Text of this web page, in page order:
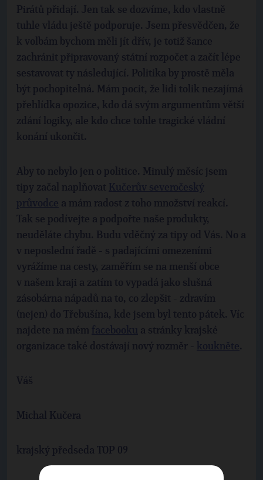
Pirátů přidají. Jen tak se dozvíme, kdo vlastně
tuhle vládu ještě podporuje. Jsem přesvědčen, že
k volbám bychom měli jít dřív, je totiž šance
zachránit připravovaný státní rozpočet a začít lépe
sestavovat ty následující. Politika by prostě měla
být pochopitelná. Mám pocit, že lidi tolik nezajímá
přehlídka opozice, kdo dá svým argumentům větší
zdání logiky, ale kdo chce tohle tragické vládní
konání ukončit.
Aby to nebylo jen o politice. Minulý měsíc jsem
tipy začal naplňovat
a mám radost z toho množství reakcí.
Tak se podívejte a podpořte naše produkty,
neuděláte chybu. Budu vděčný za tipy od Vás. No a
v neposlední řadě - s padajícími omezeními
vyrážíme na cesty, zaměřím se na menší obce
v našem kraji a zatím to vypadá jako slušná
zásobárna nápadů na to, co zlepšit - zdravím
(nejen) do Třebušína, kde jsem byl tento pátek. Víc
najdete na mém
a stránky krajské
organizace také dostávají nový rozměr -
.
Váš
Michal Kučera
krajský předseda TOP 09